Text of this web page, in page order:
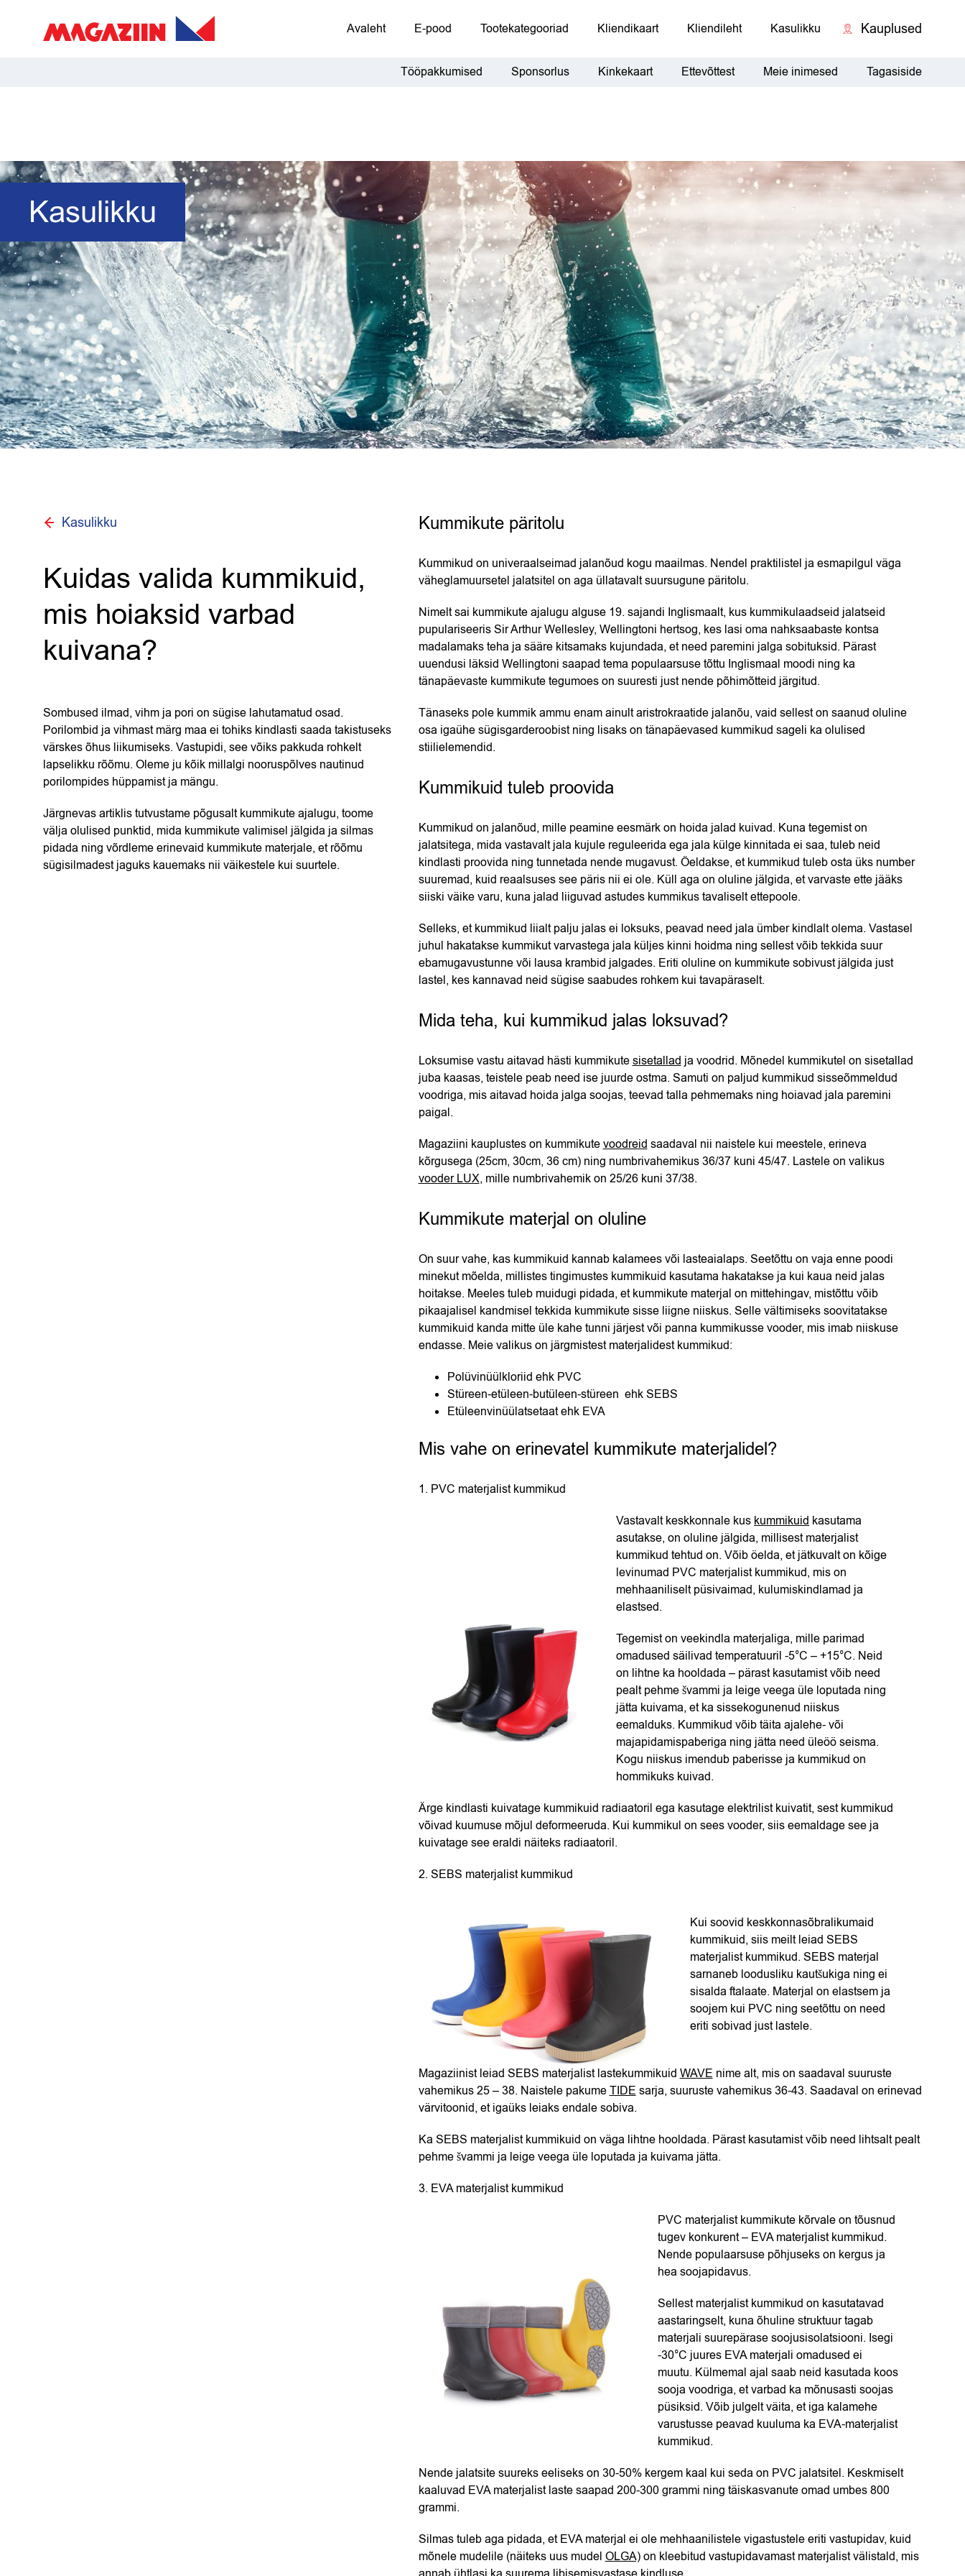
Avaleht E-pood Tootekategooriad Kliendikaart Kliendileht Kasulikku Kauplused
Tööpakkumised Sponsorlus Kinkekaart Ettevõttest Meie inimesed Tagasiside
Kasulikku
Kasulikku
Kuidas valida kummikuid,
mis hoiaksid varbad
kuivana?
Sombused ilmad, vihm ja pori on sügise lahutamatud osad.
Porilombid ja vihmast märg maa ei tohiks kindlasti saada takistuseks
värskes õhus liikumiseks. Vastupidi, see võiks pakkuda rohkelt
lapselikku rõõmu. Oleme ju kõik millalgi nooruspõlves nautinud
porilompides hüppamist ja mängu.
Järgnevas artiklis tutvustame põgusalt kummikute ajalugu, toome
välja olulised punktid, mida kummikute valimisel jälgida ja silmas
pidada ning võrdleme erinevaid kummikute materjale, et rõõmu
sügisilmadest jaguks kauemaks nii väikestele kui suurtele.
Kummikute päritolu
Kummikud on univeraalseimad jalanõud kogu maailmas. Nendel praktilistel ja esmapilgul väga
väheglamuursetel jalatsitel on aga üllatavalt suursugune päritolu.
Nimelt sai kummikute ajalugu alguse 19. sajandi Inglismaalt, kus kummikulaadseid jalatseid
pupulariseeris Sir Arthur Wellesley, Wellingtoni hertsog, kes lasi oma nahksaabaste kontsa
madalamaks teha ja sääre kitsamaks kujundada, et need paremini jalga sobituksid. Pärast
uuendusi läksid Wellingtoni saapad tema populaarsuse tõttu Inglismaal moodi ning ka
tänapäevaste kummikute tegumoes on suuresti just nende põhimõtteid järgitud.
Tänaseks pole kummik ammu enam ainult aristrokraatide jalanõu, vaid sellest on saanud oluline
osa igaühe sügisgarderoobist ning lisaks on tänapäevased kummikud sageli ka olulised
stiilielemendid.
Kummikuid tuleb proovida
Kummikud on jalanõud, mille peamine eesmärk on hoida jalad kuivad. Kuna tegemist on
jalatsitega, mida vastavalt jala kujule reguleerida ega jala külge kinnitada ei saa, tuleb neid
kindlasti proovida ning tunnetada nende mugavust. Öeldakse, et kummikud tuleb osta üks number
suuremad, kuid reaalsuses see päris nii ei ole. Küll aga on oluline jälgida, et varvaste ette jääks
siiski väike varu, kuna jalad liiguvad astudes kummikus tavaliselt ettepoole.
Selleks, et kummikud liialt palju jalas ei loksuks, peavad need jala ümber kindlalt olema. Vastasel
juhul hakatakse kummikut varvastega jala küljes kinni hoidma ning sellest võib tekkida suur
ebamugavustunne või lausa krambid jalgades. Eriti oluline on kummikute sobivust jälgida just
lastel, kes kannavad neid sügise saabudes rohkem kui tavapäraselt.
Mida teha, kui kummikud jalas loksuvad?
Loksumise vastu aitavad hästi kummikutesisetallad ja voodrid. Mõnedel kummikutel on sisetallad
juba kaasas, teistele peab need ise juurde ostma. Samuti on paljud kummikud sisseõmmeldud
voodriga, mis aitavad hoida jalga soojas, teevad talla pehmemaks ning hoiavad jala paremini
paigal.
Magaziini kauplustes on kummikutevoodreid saadaval nii naistele kui meestele, erineva
kõrgusega (25cm, 30cm, 36 cm) ning numbrivahemikus 36/37 kuni 45/47. Lastele on valikus
vooder LUX, mille numbrivahemik on 25/26 kuni 37/38.
Kummikute materjal on oluline
On suur vahe, kas kummikuid kannab kalamees või lasteaialaps. Seetõttu on vaja enne poodi
minekut mõelda, millistes tingimustes kummikuid kasutama hakatakse ja kui kaua neid jalas
hoitakse. Meeles tuleb muidugi pidada, et kummikute materjal on mittehingav, mistõttu võib
pikaajalisel kandmisel tekkida kummikute sisse liigne niiskus. Selle vältimiseks soovitatakse
kummikuid kanda mitte üle kahe tunni järjest või panna kummikusse vooder, mis imab niiskuse
endasse. Meie valikus on järgmistest materjalidest kummikud:
Polüvinüülkloriid ehk PVC
Stüreen-etüleen-butüleen-stüreen ehk SEBS
Etüleenvinüülatsetaat ehk EVA
Mis vahe on erinevatel kummikute materjalidel?
1. PVC materjalist kummikud
Vastavalt keskkonnale kus kummikuid kasutama
asutakse, on oluline jälgida, millisest materjalist
kummikud tehtud on. Võib öelda, et jätkuvalt on kõige
levinumad PVC materjalist kummikud, mis on
mehhaaniliselt püsivaimad, kulumiskindlamad ja
elastsed.
Tegemist on veekindla materjaliga, mille parimad
omadused säilivad temperatuuril -5°C – +15°C. Neid
on lihtne ka hooldada – pärast kasutamist võib need
pealt pehme švammi ja leige veega üle loputada ning
jätta kuivama, et ka sissekogunenud niiskus
eemalduks. Kummikud võib täita ajalehe- või
majapidamispaberiga ning jätta need üleöö seisma.
Kogu niiskus imendub paberisse ja kummikud on
hommikuks kuivad.
Ärge kindlasti kuivatage kummikuid radiaatoril ega kasutage elektrilist kuivatit, sest kummikud
võivad kuumuse mõjul deformeeruda. Kui kummikul on sees vooder, siis eemaldage see ja
kuivatage see eraldi näiteks radiaatoril.
2. SEBS materjalist kummikud
Kui soovid keskkonnasõbralikumaid
kummikuid, siis meilt leiad SEBS
materjalist kummikud. SEBS materjal
sarnaneb loodusliku kautšukiga ning ei
sisalda ftalaate. Materjal on elastsem ja
soojem kui PVC ning seetõttu on need
eriti sobivad just lastele.
Magaziinist leiad SEBS materjalist lastekummikuidWAVEnime alt, mis on saadaval suuruste
vahemikus 25 – 38. Naistele pakumeTIDEsarja, suuruste vahemikus 36-43. Saadaval on erinevad
värvitoonid, et igaüks leiaks endale sobiva.
Ka SEBS materjalist kummikuid on väga lihtne hooldada. Pärast kasutamist võib need lihtsalt pealt
pehme švammi ja leige veega üle loputada ja kuivama jätta.
3. EVA materjalist kummikud
PVC materjalist kummikute kõrvale on tõusnud
tugev konkurent – EVA materjalist kummikud.
Nende populaarsuse põhjuseks on kergus ja
hea soojapidavus.
Sellest materjalist kummikud on kasutatavad
aastaringselt, kuna õhuline struktuur tagab
materjali suurepärase soojusisolatsiooni. Isegi
-30°C juures EVA materjali omadused ei
muutu. Külmemal ajal saab neid kasutada koos
sooja voodriga, et varbad ka mõnusasti soojas
püsiksid. Võib julgelt väita, et iga kalamehe
varustusse peavad kuuluma ka EVA-materjalist
kummikud.
Nende jalatsite suureks eeliseks on 30-50% kergem kaal kui seda on PVC jalatsitel. Keskmiselt
kaaluvad EVA materjalist laste saapad 200-300 grammi ning täiskasvanute omad umbes 800
grammi.
Silmas tuleb aga pidada, et EVA materjal ei ole mehhaanilistele vigastustele eriti vastupidav, kuid
mõnele mudelile (näiteks uus mudelOLGA)on kleebitud vastupidavamast materjalist välistald, mis